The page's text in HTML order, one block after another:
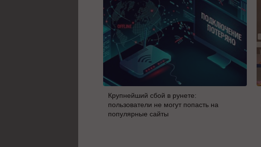
Крупнейший сбой в рунете:
пользователи не могут попасть на
популярные сайты